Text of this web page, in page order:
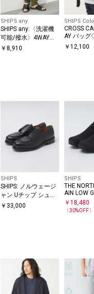
SHIPS any
SHIPS any:〈洗濯機
可能/撥水〉4WAYス
トレッチ スリム テー
￥ 8,910
SHIPS
CROSS
AY バッ
￥12,100
SHIPS
SHIPS: ノルウェージ
ャン Uチップ シュー
ズ
￥ 33,000
SHIPS
THE
AIN LOW
レイン ロ
クス
￥18,480
〔30%OFF〕